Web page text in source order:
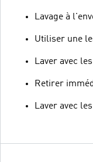
Lavage à
Utiliser une
Laver avec
Retirer
Laver avec